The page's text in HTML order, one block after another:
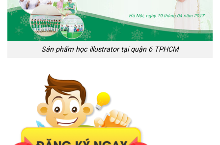
Sản phẩm học illustrator tại quận 6 TPHCM